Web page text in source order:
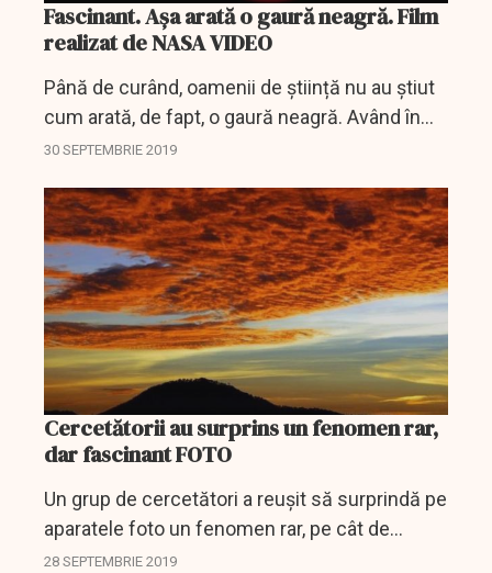
Fascinant. Așa arată o gaură neagră. Film
realizat de NASA VIDEO
Până de curând, oamenii de știință nu au știut
cum arată, de fapt, o gaură neagră. Având în
vedere că atracția gravitațională a unei găuri
30 SEPTEMBRIE 2019
Cercetătorii au surprins un fenomen rar,
dar fascinant FOTO
Un grup de cercetători a reușit să surprindă pe
aparatele foto un fenomen rar, pe cât de
fascinant, pe atât de înspăimântător - norii de
28 SEPTEMBRIE 2019